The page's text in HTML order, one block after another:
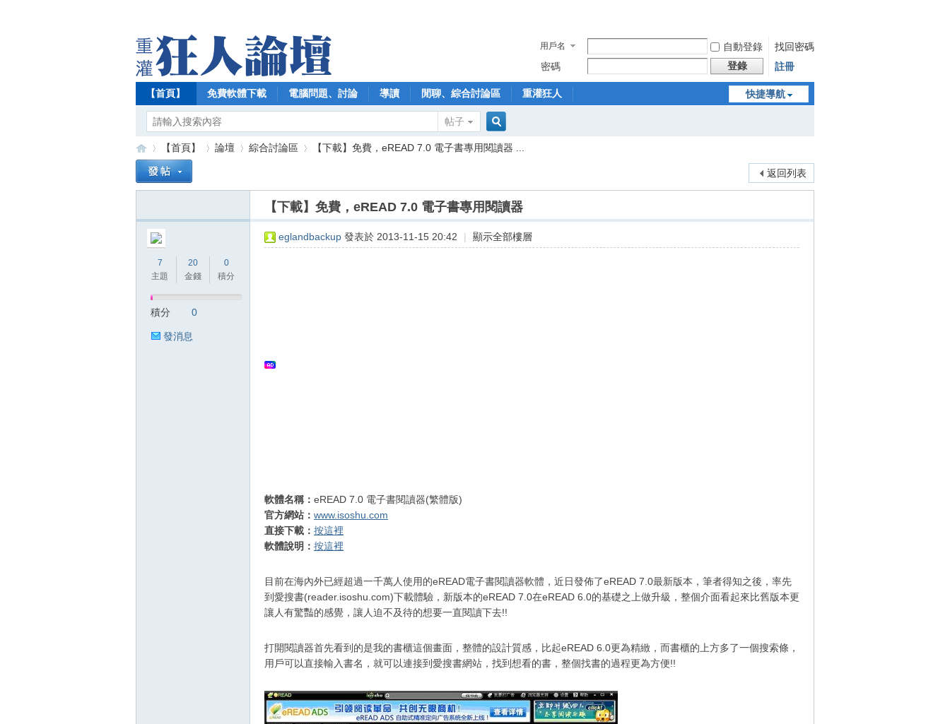
用戶名 自動登錄
找回密碼
密碼
登錄 註冊
快捷導航
【首頁】 免費軟體下載 電腦問題、討論 導讀 閒聊、綜合討論區 重灌狂人
帖子
搜
索
【首頁】 論壇 綜合討論區
›
【下載】免費，eREAD 7.0 電子書專用閱讀器 ...
返回列表
【下載】免費，eREAD 7.0 電子書專用閱讀器
7
主題
20
金錢
0
積分
積分 0
發消息
eglandbackup 發表於 2013-11-15 20:42 | 顯示全部樓層
軟體名稱： eREAD 7.0 電子書閱讀器(繁體版)
官方網站： www.isoshu.com
直接下載： 按這裡
軟體說明： 按這裡
目前在海內外已經超過一千萬人使用的eREAD電子書閱讀器軟體，近日發佈了eREAD 7.0最新版本，筆者得知之後，率先
到愛搜書(reader.isoshu.com)下載體驗，新版本的eREAD 7.0在eREAD 6.0的基礎之上做升級，整個介面看起來比舊版本更
讓人有驚豔的感覺，讓人迫不及待的想要一直閱讀下去!!
打開閱讀器首先看到的是我的書櫃這個畫面，整體的設計質感，比起eREAD 6.0更為精緻，而書櫃的上方多了一個搜索條，
用戶可以直接輸入書名，就可以連接到愛搜書網站，找到想看的書，整個找書的過程更為方便!!